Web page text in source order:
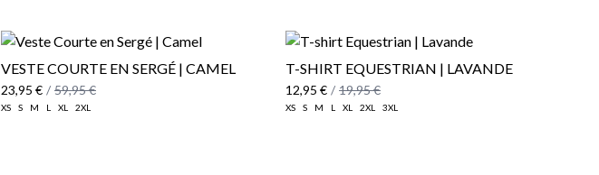
VESTE COURTE EN SERGÉ | CAMEL
23,95 € / 59,95 €
XS S M L XL 2XL
T-SHIRT EQUESTRIAN | LAVANDE
12,95 € / 19,95 €
XS S M L XL 2XL 3XL